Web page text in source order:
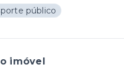
público
imóvel